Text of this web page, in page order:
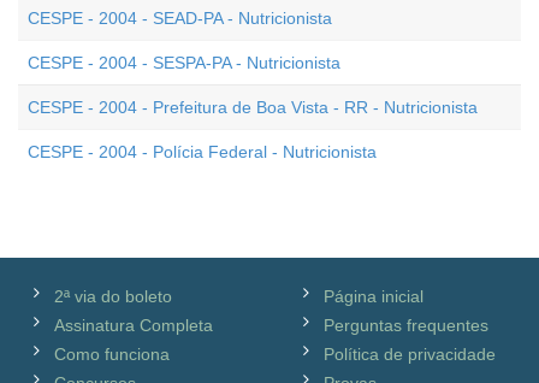
CESPE - 2004 - SEAD-PA - Nutricionista
CESPE - 2004 - SESPA-PA - Nutricionista
CESPE - 2004 - Prefeitura de Boa Vista - RR - Nutricionista
CESPE - 2004 - Polícia Federal - Nutricionista
2ª via do boleto
Assinatura Completa
Como funciona
Página inicial
Perguntas frequentes
Política de privacidade